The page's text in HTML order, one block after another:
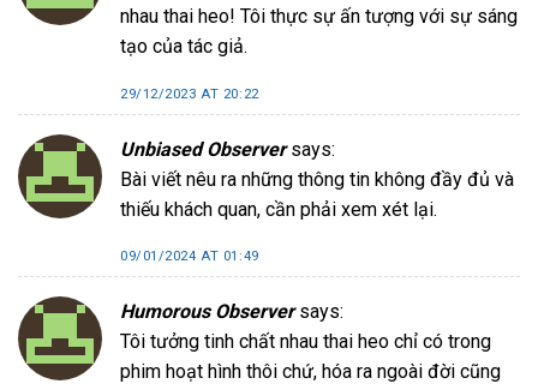
nhau thai heo! Tôi thực sự ấn tượng với sự sáng
tạo của tác giả.
29/12/2023 AT 20:22
Unbiased Observer says:
Bài viết nêu ra những thông tin không đầy đủ và
thiếu khách quan, cần phải xem xét lại.
09/01/2024 AT 01:49
Humorous Observer says:
Tôi tưởng tinh chất nhau thai heo chỉ có trong
phim hoạt hình thôi chứ, hóa ra ngoài đời cũng